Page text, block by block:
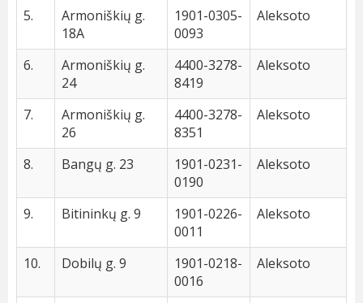
5.
Armoniškių g.
18A
1901-0305-
0093
Aleksoto
6.
Armoniškių g.
24
4400-3278-
8419
Aleksoto
7.
Armoniškių g.
26
4400-3278-
8351
Aleksoto
8. Bangų g. 23
1901-0231-
0190
Aleksoto
9. Bitininkų g. 9
1901-0226-
0011
Aleksoto
10. Dobilų g. 9
1901-0218-
0016
Aleksoto